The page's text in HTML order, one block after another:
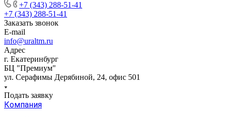
+7 (343) 288-51-41
+7 (343) 288-51-41
Заказать звонок
E-mail
info@uraltm.ru
Адрес
г. Екатеринбург
БЦ "Премиум"
ул. Серафимы Дерябиной, 24, офис 501
Подать заявку
Компания